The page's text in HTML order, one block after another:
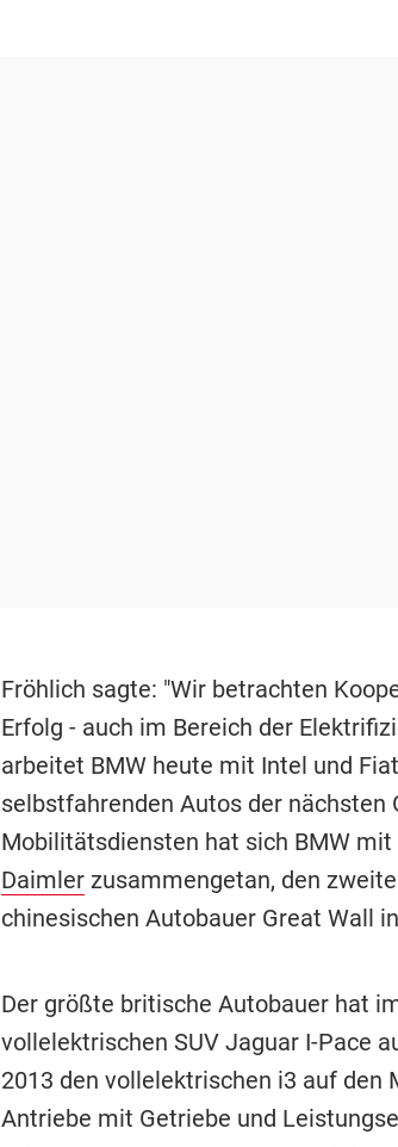
Fröhlich sagte: "Wir betrachten
Erfolg - auch im Bereich der
arbeitet BMW heute mit Intel und
selbstfahrenden Autos der nächsten
Mobilitätsdiensten hat sich BMW
Daimlerzusammengetan, den
chinesischen Autobauer Great Wall
Der größte britische Autobauer hat
vollelektrischen SUV Jaguar I-Pace
2013 den vollelektrischen i3 auf den
Antriebe mit Getriebe und